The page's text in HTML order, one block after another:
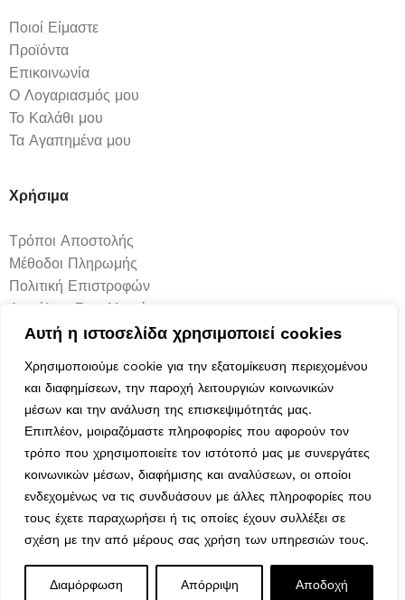
Αυτή η ιστοσελίδα χρησιμοποιεί cookies
Χρησιμοποιούμε cookie για την εξατομίκευση περιεχομένου
και διαφημίσεων, την παροχή λειτουργιών κοινωνικών
μέσων και την ανάλυση της επισκεψιμότητάς μας.
Επιπλέον, μοιραζόμαστε πληροφορίες που αφορούν τον
τρόπο που χρησιμοποιείτε τον ιστότοπό μας με συνεργάτες
κοινωνικών μέσων, διαφήμισης και αναλύσεων, οι οποίοι
ενδεχομένως να τις συνδυάσουν με άλλες πληροφορίες που
τους έχετε παραχωρήσει ή τις οποίες έχουν συλλέξει σε
σχέση με την από μέρους σας χρήση των υπηρεσιών τους.
Διαμόρφωση Απόρριψη Αποδοχή
Ποιοί Είμαστε
Προϊόντα
Επικοινωνία
Ο Λογαριασμός μου
Το Καλάθι μου
Τα Αγαπημένα μου
Χρήσιμα
Τρόποι Αποστολής
Μέθοδοι Πληρωμής
Πολιτική Επιστροφών
Ασφάλεια Συναλλαγών
Όροι & Προϋποθέσεις
Ωράριο Λειτουργίας
Δευτέρα : 9:00-14:30
Τρίτη : 9:00-14:30, 18:00-21:00
Τετάρτη : 9:00-14:30
Πέμπτη : 9:00-14:30, 18:00-21:00
Παρασκευή : 9:00-14:30, 18:00-21:00
Σάββατο : 9:00-14:30
Κυριακή : Κλειστά
ΞΥΛΙΝΟ ΠΙΑΤΑΚΙ AND
4,50 Εξαντλημένο